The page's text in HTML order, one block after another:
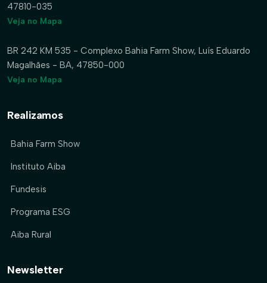
47810-035
Veja no Mapa
BR 242 KM 535 - Complexo Bahia Farm Show, Luís Eduardo
Magalhães - BA, 47850-000
Veja no Mapa
Realizamos
Bahia Farm Show
Instituto Aiba
Fundesis
Programa ESG
Aiba Rural
Newsletter